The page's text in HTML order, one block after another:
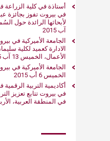
أستاذة في كلية الزراعة
في بيروت تفوز بجائزة
آب 2015
الجامعة الأميركية في
الادارة كعميد لكلية
الأعمال، الخميس 13 آب 2015
الجامعة الأميركية في
الخميس 6 أب 2015
أكاديمية التربية الرقمية
في بيروت تتابع تعزيز
في المنطقة العربية، الأربعاء 5 آب